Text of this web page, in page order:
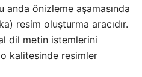
anda önizleme aşamasında
) resim oluşturma aracıdır.
dil metin istemlerini
kalitesinde resimler